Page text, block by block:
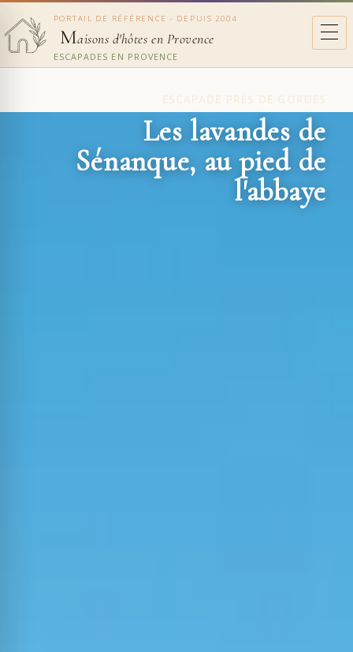
PORTAIL DE RÉFÉRENCE - DEPUIS 2004
Maisons d'hôtes en Provence
ESCAPADES EN PROVENCE
Les lavandes de
Sénanque, au pied de
l'abbaye